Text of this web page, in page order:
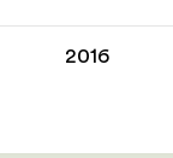
2016